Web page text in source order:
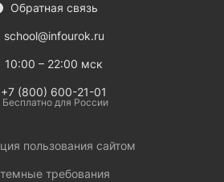
Обратная связь
school@infourok.ru
10:00 – 22:00 мск
+7 (800) 600-21-01
Бесплатно для России
пользования сайтом
требования